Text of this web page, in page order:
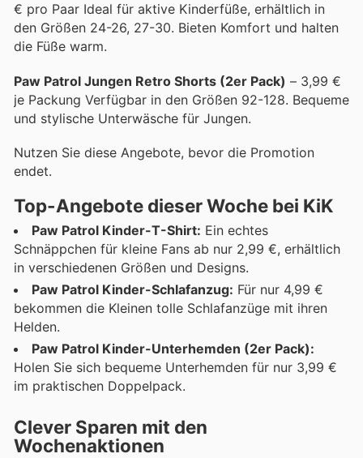
€ pro Paar Ideal für aktive Kinderfüße, erhältlich in
den Größen 24-26, 27-30. Bieten Komfort und halten
die Füße warm.
Paw Patrol Jungen Retro Shorts (2er Pack) – 3,99 €
je Packung Verfügbar in den Größen 92-128. Bequeme
und stylische Unterwäsche für Jungen.
Nutzen Sie diese Angebote, bevor die Promotion
endet.
Top-Angebote dieser Woche bei KiK
Paw Patrol Kinder-T-Shirt: Ein echtes
Schnäppchen für kleine Fans ab nur 2,99 €, erhältlich
in verschiedenen Größen und Designs.
Paw Patrol Kinder-Schlafanzug: Für nur 4,99 €
bekommen die Kleinen tolle Schlafanzüge mit ihren
Helden.
Paw Patrol Kinder-Unterhemden (2er Pack):
Holen Sie sich bequeme Unterhemden für nur 3,99 €
im praktischen Doppelpack.
Clever Sparen mit den
Wochenaktionen